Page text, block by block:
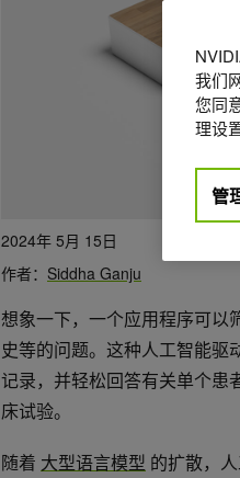
2024年 5月 15日
作者： Siddha Ganju
想象一下，一个应用程序可以
史等的问题。这种人工智能驱
记录，并轻松回答有关单个患
床试验。
随着 大型语言模型 的扩散，
我们
您同
理设
管